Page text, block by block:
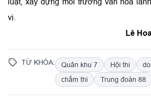
vị.
Lê
TỪ KHÓA: Quân khu 7 Hội thi
chấm thi
Trung đoàn 88